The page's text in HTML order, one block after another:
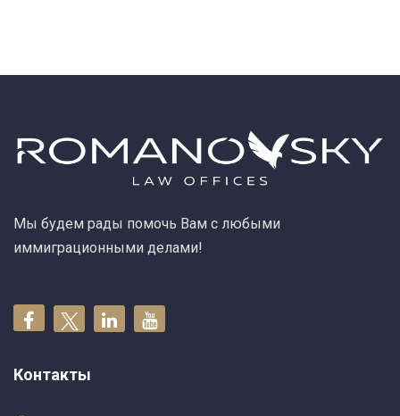
Мы будем рады помочь Вам с любыми
иммиграционными делами!
Контакты